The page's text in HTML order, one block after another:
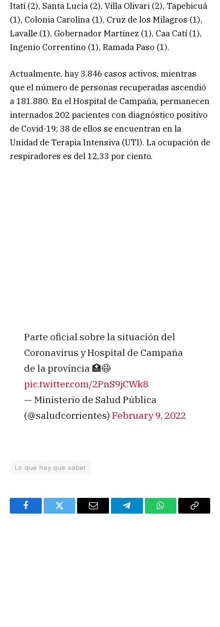
Itatí (2), Santa Lucia (2), Villa Olivari (2), Tapebicuá
(1), Colonia Carolina (1), Cruz de los Milagros (1),
Lavalle (1), Gobernador Martínez (1), Caa Catí (1),
Ingenio Correntino (1), Ramada Paso (1).
Actualmente, hay 3.846 casos activos, mientras
que el número de personas recuperadas ascendió
a 181.880. En el Hospital de Campaña, permanecen
internados 202 pacientes con diagnóstico positivo
de Covid-19; 38 de ellos se encuentran en la
Unidad de Terapia Intensiva (UTI). La ocupación de
respiradores es del 12,33 por ciento.
Parte oficial sobre la situación del
Coronavirus y Hospital de Campaña
de la provincia 🏥😷
pic.twitter.com/2PnS9jCWk8
— Ministerio de Salud Pública
(@saludcorrientes) February 9, 2022
Lo que hay que saber
FacebookTwitter Email TelegramWhatsAppCopy